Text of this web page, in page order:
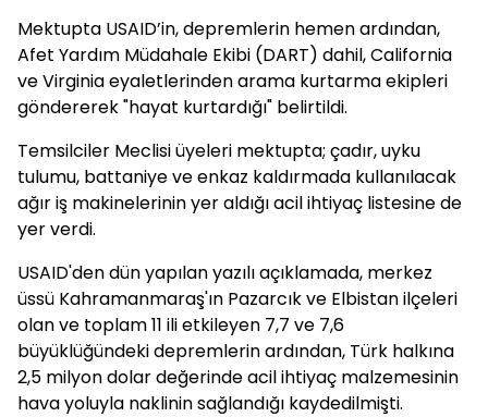
Mektupta USAID’in, depremlerin hemen ardından,
Afet Yardım Müdahale Ekibi (DART) dahil, California
ve Virginia eyaletlerinden arama kurtarma ekipleri
göndererek "hayat kurtardığı" belirtildi.
Temsilciler Meclisi üyeleri mektupta; çadır, uyku
tulumu, battaniye ve enkaz kaldırmada kullanılacak
ağır iş makinelerinin yer aldığı acil ihtiyaç listesine de
yer verdi.
USAID'den dün yapılan yazılı açıklamada, merkez
üssü Kahramanmaraş'ın Pazarcık ve Elbistan ilçeleri
olan ve toplam 11 ili etkileyen 7,7 ve 7,6
büyüklüğündeki depremlerin ardından, Türk halkına
2,5 milyon dolar değerinde acil ihtiyaç malzemesinin
hava yoluyla naklinin sağlandığı kaydedilmişti.